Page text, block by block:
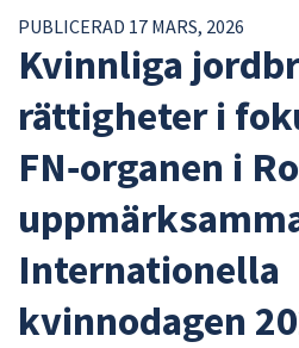
PUBLICERAD 17 MARS, 2026
Kvinnliga
rättigheter i
FN‑organen i
Internationella
kvinnodagen